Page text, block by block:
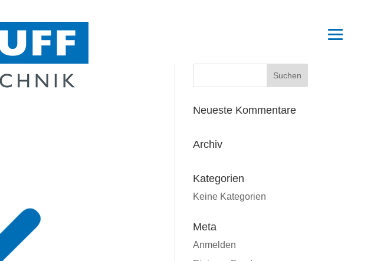
Neueste Kommentare
Archiv
Kategorien
Keine Kategorien
Meta
Anmelden